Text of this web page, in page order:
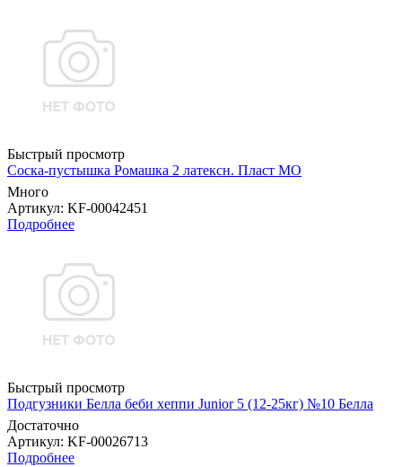
Быстрый просмотр
Соска-пустышка Ромашка 2 латексн. Пласт МО
Много
Артикул: KF-00042451
Подробнее
Быстрый просмотр
Подгузники Белла беби хеппи Junior 5 (12-25кг) №10 Белла
Достаточно
Артикул: KF-00026713
Подробнее